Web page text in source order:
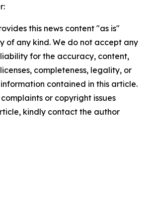
this news content "as is"
of any kind. We do not accept any
for the accuracy, content,
completeness, legality, or
contained in this article.
or copyright issues
kindly contact the author